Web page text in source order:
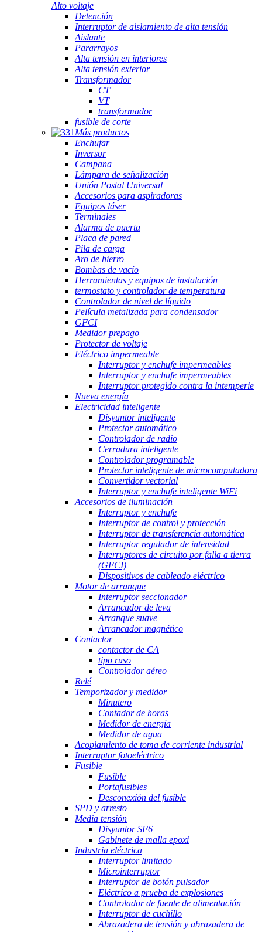
Alto voltaje
Detención
Interruptor de aislamiento de alta tensión
Aislante
Pararrayos
Alta tensión en interiores
Alta tensión exterior
Transformador
CT
VT
transformador
fusible de corte
Más productos
Enchufar
Inversor
Campana
Lámpara de señalización
Unión Postal Universal
Accesorios para aspiradoras
Equipos láser
Terminales
Alarma de puerta
Placa de pared
Pila de carga
Aro de hierro
Bombas de vacío
Herramientas y equipos de instalación
termostato y controlador de temperatura
Controlador de nivel de líquido
Película metalizada para condensador
GFCI
Medidor prepago
Protector de voltaje
Eléctrico impermeable
Interruptor y enchufe impermeables
Interruptor y enchufe impermeables
Interruptor protegido contra la intemperie
Nueva energía
Electricidad inteligente
Disyuntor inteligente
Protector automático
Controlador de radio
Cerradura inteligente
Controlador programable
Protector inteligente de microcomputadora
Convertidor vectorial
Interruptor y enchufe inteligente WiFi
Accesorios de iluminación
Interruptor y enchufe
Interruptor de control y protección
Interruptor de transferencia automática
Interruptor regulador de intensidad
Interruptores de circuito por falla a tierra
(GFCI)
Dispositivos de cableado eléctrico
Motor de arranque
Interruptor seccionador
Arrancador de leva
Arranque suave
Arrancador magnético
Contactor
contactor de CA
tipo ruso
Controlador aéreo
Relé
Temporizador y medidor
Minutero
Contador de horas
Medidor de energía
Medidor de agua
Acoplamiento de toma de corriente industrial
Interruptor fotoeléctrico
Fusible
Fusible
Portafusibles
Desconexión del fusible
SPD y arresto
Media tensión
Disyuntor SF6
Gabinete de malla epoxi
Industria eléctrica
Interruptor limitado
Microinterruptor
Interruptor de botón pulsador
Eléctrico a prueba de explosiones
Controlador de fuente de alimentación
Interruptor de cuchillo
Abrazadera de tensión y abrazadera de